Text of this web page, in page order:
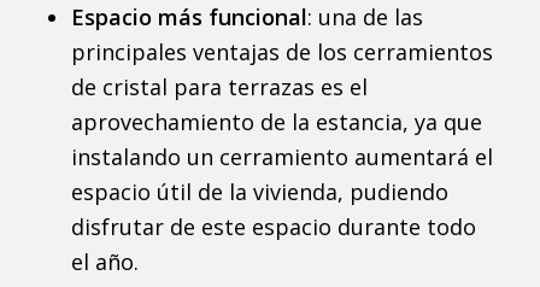
Espacio más funcional: una de las
principales ventajas de los cerramientos
de cristal para terrazas es el
aprovechamiento de la estancia, ya que
instalando un cerramiento aumentará el
espacio útil de la vivienda, pudiendo
disfrutar de este espacio durante todo
el año.